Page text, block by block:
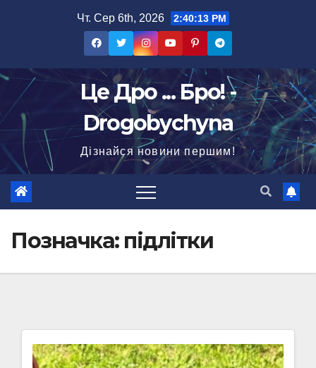
Чт. Сер 6th, 2026 2:40:15 PM
Це Дро ... Бро! -
Drogobychyna
Дізнайся новини першим!
Позначка: підлітки